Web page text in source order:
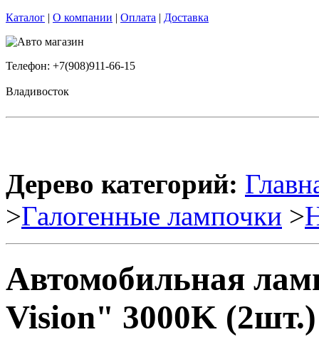
Каталог | О компании | Оплата | Доставка
Телефон: +7(908)911-66-15
Владивосток
Дерево категорий:
>Галогенные лампочки >
Автомобильная
Vision" 3000K (2шт.)